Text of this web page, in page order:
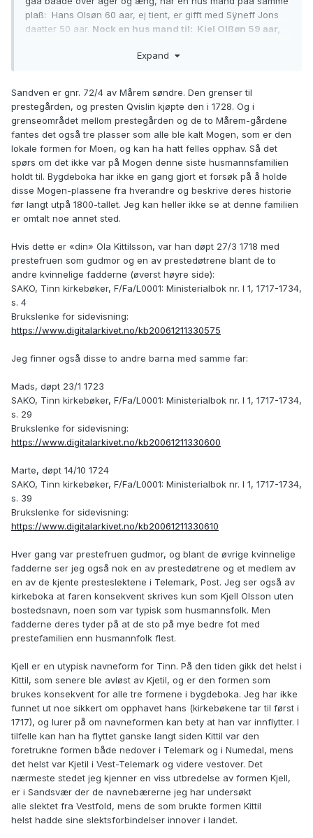
plaß:
Hans Olsøn 60 aar, ej tient, er gifft med Sÿneff Jons
daatter 50 aar. Nock en hus mand til: Kiel Olßøn 59 aar,
sønner Ole Kielsøn 12 aar, Madtz Kielßøn 9 aar, en
Expand
Sandven er gnr. 72/4 av Mårem søndre. Den grenser til
prestegården, og presten Qvislin kjøpte den i 1728. Og i
grenseområdet mellom prestegården og de to Mårem-gårdene
fantes det også tre plasser som alle ble kalt Mogen, som er den
lokale formen for Moen, og kan ha hatt felles opphav. Så det
spørs om det ikke var på Mogen denne siste husmannsfamilien
holdt til. Bygdeboka har ikke en gang gjort et forsøk på å holde
disse Mogen-plassene fra hverandre og beskrive deres historie
før langt utpå 1800-tallet. Jeg kan heller ikke se at denne familien
er omtalt noe annet sted.
Hvis dette er «din» Ola Kittilsson, var han døpt 27/3 1718 med
prestefruen som gudmor og en av prestedøtrene blant de to
andre kvinnelige fadderne (øverst høyre side):
SAKO, Tinn kirkebøker, F/Fa/L0001: Ministerialbok nr. I 1, 1717-1734,
s. 4
Brukslenke for sidevisning:
https://www.digitalarkivet.no/kb20061211330575
Jeg finner også disse to andre barna med samme far:
Mads, døpt 23/1 1723
SAKO, Tinn kirkebøker, F/Fa/L0001: Ministerialbok nr. I 1, 1717-1734,
s. 29
Brukslenke for sidevisning:
https://www.digitalarkivet.no/kb20061211330600
Marte, døpt 14/10 1724
SAKO, Tinn kirkebøker, F/Fa/L0001: Ministerialbok nr. I 1, 1717-1734,
s. 39
Brukslenke for sidevisning:
https://www.digitalarkivet.no/kb20061211330610
Hver gang var prestefruen gudmor, og blant de øvrige kvinnelige
fadderne ser jeg også nok en av prestedøtrene og et medlem av
en av de kjente presteslektene i Telemark, Post. Jeg ser også av
kirkeboka at faren konsekvent skrives kun som Kjell Olsson uten
bostedsnavn, noen som var typisk som husmannsfolk. Men
fadderne deres tyder på at de sto på mye bedre fot med
prestefamilien enn husmannfolk flest.
Kjell er en utypisk navneform for Tinn. På den tiden gikk det helst i
Kittil, som senere ble avløst av Kjetil, og er den formen som
brukes konsekvent for alle tre formene i bygdeboka. Jeg har ikke
funnet ut noe sikkert om opphavet hans (kirkebøkene tar til først i
1717), og lurer på om navneformen kan bety at han var innflytter. I
tilfelle kan han ha flyttet ganske langt siden Kittil var den
foretrukne formen både nedover i Telemark og i Numedal, mens
det helst var Kjetil i Vest-Telemark og videre vestover. Det
nærmeste stedet jeg kjenner en viss utbredelse av formen Kjell,
er i Sandsvær der de navnebærerne jeg har undersøkt
alle slektet fra Vestfold, mens de som brukte formen Kittil
helst hadde sine slektsforbindelser innover i landet.